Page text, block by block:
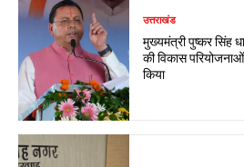
उत्तराखंड
मुख्यमंत्री पुष्कर सिंह
की विकास
किया